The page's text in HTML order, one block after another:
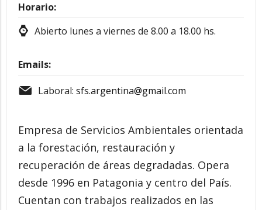
Horario:
Abierto lunes a viernes de 8.00 a 18.00 hs.
Emails:
Laboral: sfs.argentina@gmail.com
Empresa de Servicios Ambientales orientada
a la forestación, restauración y
recuperación de áreas degradadas. Opera
desde 1996 en Patagonia y centro del País.
Cuentan con trabajos realizados en las